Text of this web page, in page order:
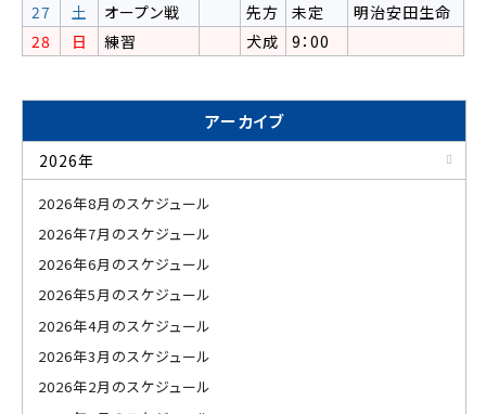
27
土 オープン戦 先方 未定
明治安田生命
28
日 練習 犬成 9：00
アーカイブ
2026年
2026年8月のスケジュール
2026年7月のスケジュール
2026年6月のスケジュール
2026年5月のスケジュール
2026年4月のスケジュール
2026年3月のスケジュール
2026年2月のスケジュール